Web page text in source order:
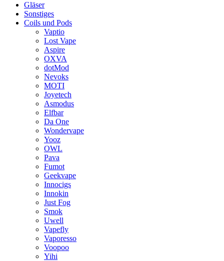
Gläser
Sonstiges
Coils und Pods
Vaptio
Lost Vape
Aspire
OXVA
dotMod
Nevoks
MOTI
Joyetech
Asmodus
Elfbar
Da One
Wondervape
Yooz
OWL
Pava
Fumot
Geekvape
Innocigs
Innokin
Just Fog
Smok
Uwell
Vapefly
Vaporesso
Voopoo
Yihi